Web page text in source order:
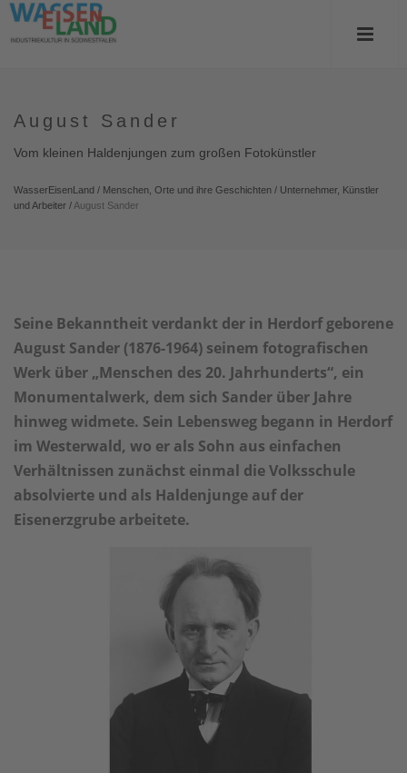
August Sander
Vom kleinen Haldenjungen zum großen Fotokünstler
WasserEisenLand / Menschen, Orte und ihre Geschichten / Unternehmer, Künstler
und Arbeiter / August Sander
Seine Bekanntheit verdankt der in Herdorf geborene
August Sander (1876-1964) seinem fotografischen
Werk über „Menschen des 20. Jahrhunderts“, ein
Monumentalwerk, dem sich Sander über Jahre
hinweg widmete. Sein Lebensweg begann in Herdorf
im Westerwald, wo er als Sohn aus einfachen
Verhältnissen zunächst einmal die Volksschule
absolvierte und als Haldenjunge auf der
Eisenerzgrube arbeitete.